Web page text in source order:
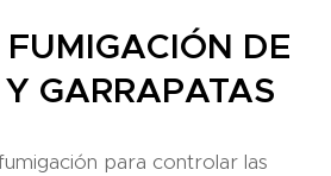
DE
GARRAPATAS
para controlar las